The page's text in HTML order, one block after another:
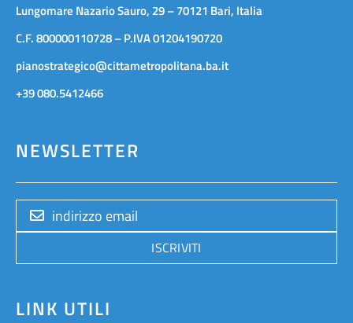
Lungomare Nazario Sauro, 29 – 70121 Bari, Italia
C.F. 800000110728 – P.IVA 01204190720
pianostrategico@cittametropolitana.ba.it
+39 080.5412466
NEWSLETTER
ISCRIVITI
LINK UTILI